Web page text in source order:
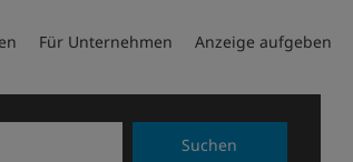
Für Unternehmen Anzeige aufgeben
Suchen